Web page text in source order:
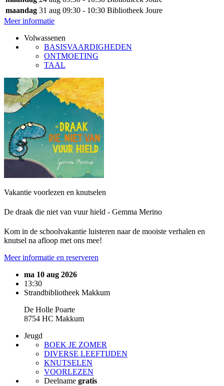
maandag 31 aug 09:30 - 10:30 Bibliotheek Joure
Meer informatie
Volwassenen
BASISVAARDIGHEDEN
ONTMOETING
TAAL
Vakantie voorlezen en knutselen
De draak die niet van vuur hield - Gemma Merino
Kom in de schoolvakantie luisteren naar de mooiste verhalen en
knutsel na afloop met ons mee!
Meer informatie en reserveren
ma 10 aug 2026
13:30
Strandbibliotheek Makkum
De Holle Poarte
8754 HC Makkum
Jeugd
BOEK JE ZOMER
DIVERSE LEEFTIJDEN
KNUTSELEN
VOORLEZEN
Deelname gratis